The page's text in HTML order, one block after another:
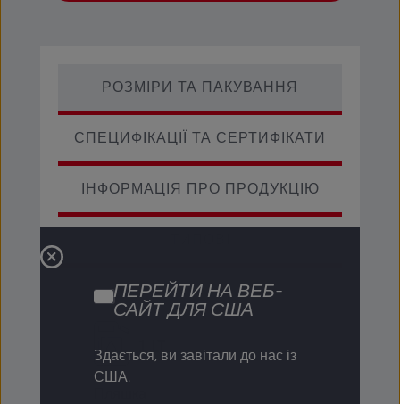
ПЕРЕЙТИ НА ВЕБ-
САЙТ ДЛЯ США
Здається, ви завітали до нас із
США.
РОЗМІРИ ТА ПАКУВАННЯ
СПЕЦИФІКАЦІЇ ТА СЕРТИФІКАТИ
ІНФОРМАЦІЯ ПРО ПРОДУКЦІЮ